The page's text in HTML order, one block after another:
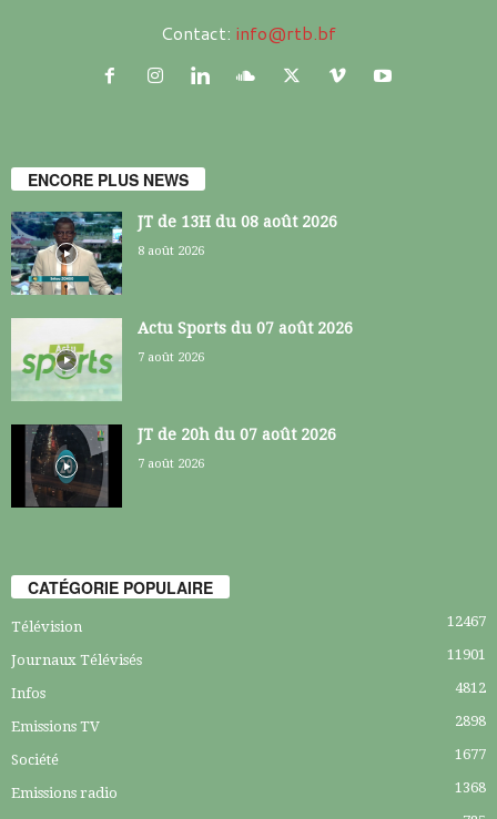
Contact: info@rtb.bf
ENCORE PLUS NEWS
JT de 13H du 08 août 2026
8 août 2026
Actu Sports du 07 août 2026
7 août 2026
JT de 20h du 07 août 2026
7 août 2026
CATÉGORIE POPULAIRE
Télévision 12467
Journaux Télévisés 11901
Infos 4812
Emissions TV 2898
Société 1677
Emissions radio 1368